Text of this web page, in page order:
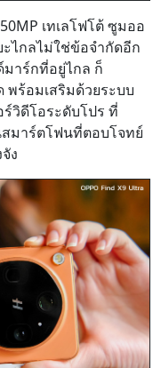
เทเลโฟโต้ ซูมออ
ไกลไม่ใช่ข้อจำกัดอีก
มาร์กที่อยู่ไกล ก็
พร้อมเสริมด้วยระบบ
ร์วิดีโอระดับโปร ที่
สมาร์ตโฟนที่ตอบโจทย์
ง